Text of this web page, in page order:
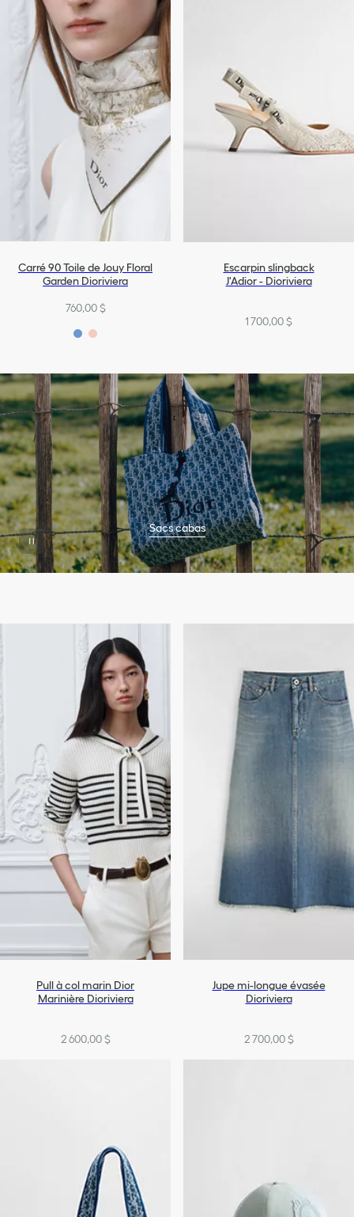
Carré 90 Toile de Jouy Floral
Garden Dioriviera
760,00 $
Escarpin slingback
J'Adior - Dioriviera
1 700,00 $
Sacs cabas
Pull à col marin Dior
Marinière Dioriviera
2 600,00 $
Jupe mi-longue évasée
Dioriviera
2 700,00 $